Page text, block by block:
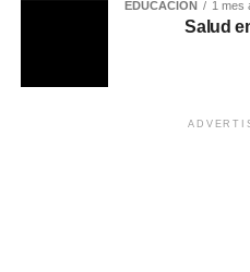
EDUCACIÓN 1 mes
Salud